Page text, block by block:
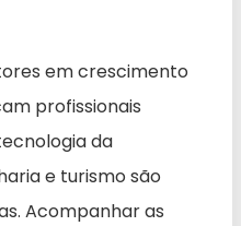
em crescimento
profissionais
da
e turismo são
Acompanhar as